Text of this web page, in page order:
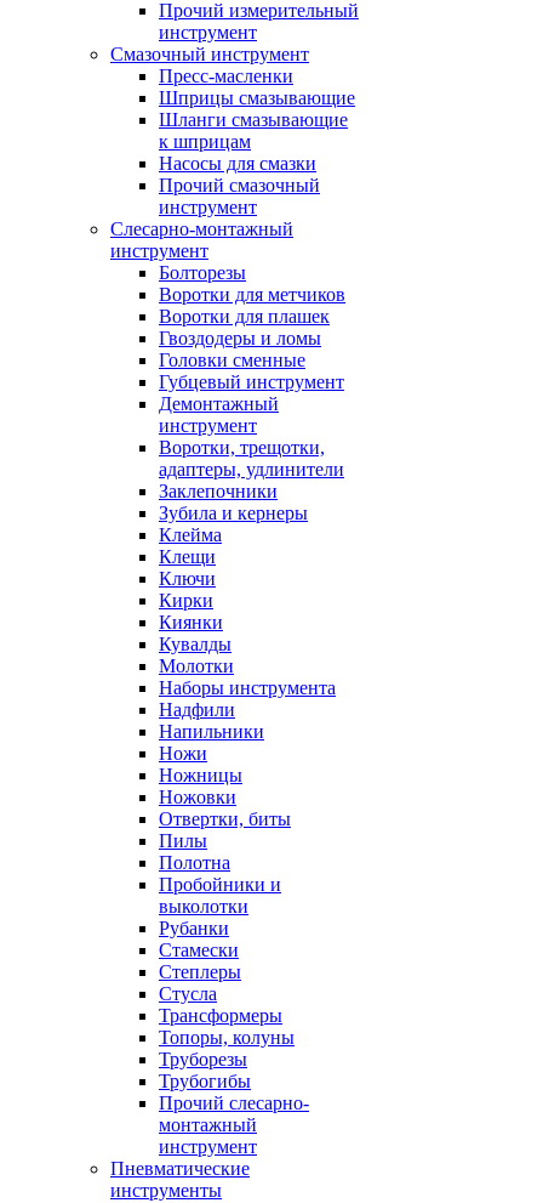
Прочий измерительный
инструмент
Смазочный инструмент
Пресс-масленки
Шприцы смазывающие
Шланги смазывающие
к шприцам
Насосы для смазки
Прочий смазочный
инструмент
Слесарно-монтажный
инструмент
Болторезы
Воротки для метчиков
Воротки для плашек
Гвоздодеры и ломы
Головки сменные
Губцевый инструмент
Демонтажный
инструмент
Воротки, трещотки,
адаптеры, удлинители
Заклепочники
Зубила и кернеры
Клейма
Клещи
Ключи
Кирки
Киянки
Кувалды
Молотки
Наборы инструмента
Надфили
Напильники
Ножи
Ножницы
Ножовки
Отвертки, биты
Пилы
Полотна
Пробойники и
выколотки
Рубанки
Стамески
Степлеры
Стусла
Трансформеры
Топоры, колуны
Труборезы
Трубогибы
Прочий слесарно-
монтажный
инструмент
Пневматические
инструменты